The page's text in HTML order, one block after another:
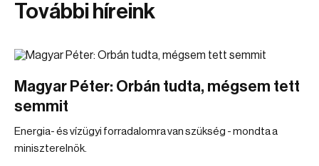
További híreink
Magyar Péter: Orbán tudta, mégsem tett
semmit
Energia- és vízügyi forradalomra van szükség - mondta a
miniszterelnök.